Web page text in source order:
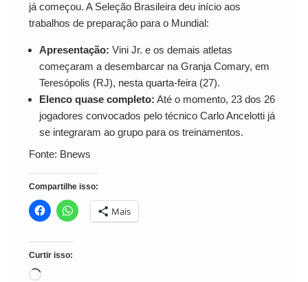
já começou. A Seleção Brasileira deu início aos
trabalhos de preparação para o Mundial:
Apresentação: Vini Jr. e os demais atletas
começaram a desembarcar na Granja Comary, em
Teresópolis (RJ), nesta quarta-feira (27).
Elenco quase completo: Até o momento, 23 dos 26
jogadores convocados pelo técnico Carlo Ancelotti já
se integraram ao grupo para os treinamentos.
Fonte: Bnews
Compartilhe isso:
Mais
Curtir isso:
Carregando...